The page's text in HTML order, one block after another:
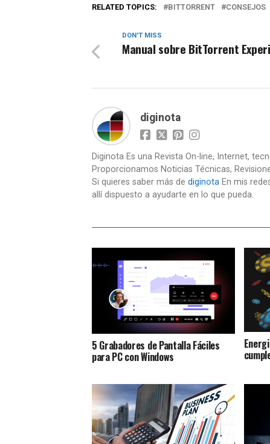
RELATED TOPICS: BITTORRENT CONSEJOS
DON'T MISS
Manual sobre BitTorrent
diginota
Diginota Es una Revista On-line, Internet,
Proporcionamos Noticias Técnicas,
Si quieres saber más de diginota En mis
allí dispuesto a ayudarte en lo que pueda.
5 Grabadores de Pantalla Fáciles
para PC con Windows